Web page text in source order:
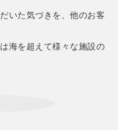
いた気づきを、他のお客
海を超えて様々な施設の